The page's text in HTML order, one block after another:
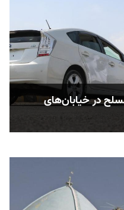
در خیابان‌های